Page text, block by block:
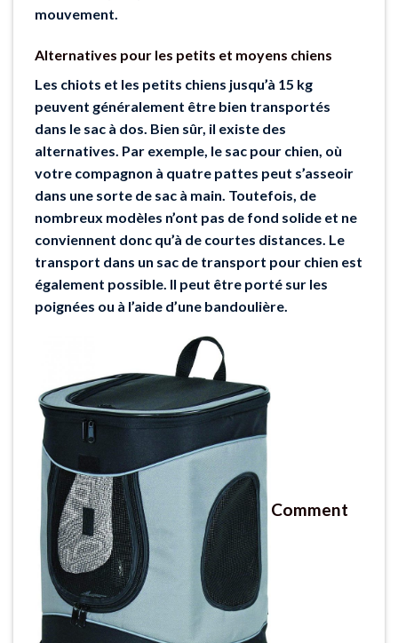
mouvement.
Alternatives pour les petits et moyens chiens
Les chiots et les petits chiens jusqu’à 15 kg
peuvent généralement être bien transportés
dans le sac à dos. Bien sûr, il existe des
alternatives. Par exemple, le sac pour chien, où
votre compagnon à quatre pattes peut s’asseoir
dans une sorte de sac à main. Toutefois, de
nombreux modèles n’ont pas de fond solide et ne
conviennent donc qu’à de courtes distances. Le
transport dans un sac de transport pour chien est
également possible. Il peut être porté sur les
poignées ou à l’aide d’une bandoulière.
Comment